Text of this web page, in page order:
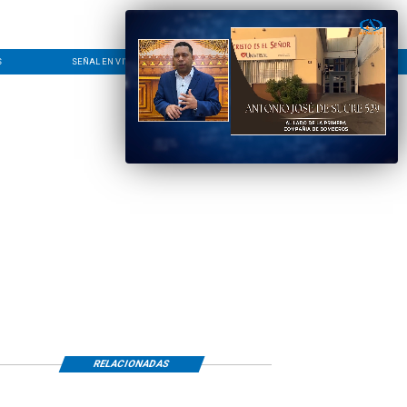
SEÑAL EN VIVO CONTACTO LÍNEA EDITORIAL
RELACIONADAS